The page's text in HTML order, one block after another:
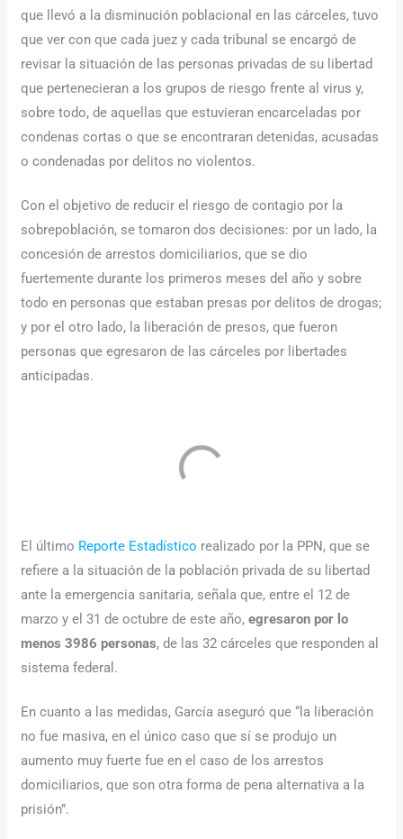
que llevó a la disminución poblacional en las cárceles, tuvo
que ver con que cada juez y cada tribunal se encargó de
revisar la situación de las personas privadas de su libertad
que pertenecieran a los grupos de riesgo frente al virus y,
sobre todo, de aquellas que estuvieran encarceladas por
condenas cortas o que se encontraran detenidas, acusadas
o condenadas por delitos no violentos.
Con el objetivo de reducir el riesgo de contagio por la
sobrepoblación, se tomaron dos decisiones: por un lado, la
concesión de arrestos domiciliarios, que se dio
fuertemente durante los primeros meses del año y sobre
todo en personas que estaban presas por delitos de drogas;
y por el otro lado, la liberación de presos, que fueron
personas que egresaron de las cárceles por libertades
anticipadas.
El último Reporte Estadístico realizado por la PPN, que se
refiere a la situación de la población privada de su libertad
ante la emergencia sanitaria, señala que, entre el 12 de
marzo y el 31 de octubre de este año,egresaron por lo
menos 3986 personas, de las 32 cárceles que responden al
sistema federal.
En cuanto a las medidas, García aseguró que “la liberación
no fue masiva, en el único caso que sí se produjo un
aumento muy fuerte fue en el caso de los arrestos
domiciliarios, que son otra forma de pena alternativa a la
prisión”.